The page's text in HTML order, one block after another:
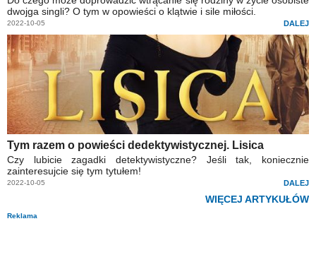
dwojga singli? O tym w opowieści o klątwie i sile miłości.
2022-10-05 DALEJ
Tym razem o powieści dedektywistycznej. Lisica
Czy lubicie zagadki detektywistyczne? Jeśli tak, koniecznie
zainteresujcie się tym tytułem!
2022-10-05 DALEJ
WIĘCEJ ARTYKUŁÓW
Reklama